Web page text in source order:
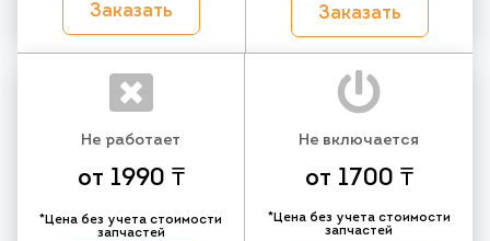
Заказать Заказать
Не работает
от 1990 ₸
*Цена без учета стоимости
запчастей
Не включается
от 1700 ₸
*Цена без учета стоимости
запчастей